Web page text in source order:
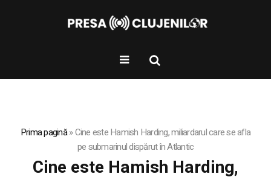
Prima pagină»Cine este Hamish Harding, miliardarul care se afla
pe submarinul dispărut în Atlantic
Cine este Hamish Harding,